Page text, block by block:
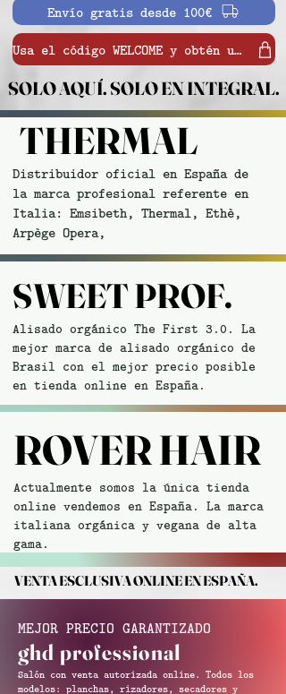
Envío gratis desde 100€
Usa el código WELCOME y obtén un 15% en tu primera compra. Ver productos
SOLO AQUÍ. SOLO EN INTEGRAL.
SOLO AQUÍ. SOLO EN INTEGRAL.
THERMAL
THERMAL
Distribuidor oficial en España de
la marca profesional referente en
Italia: Emsibeth, Thermal, Ethè,
Arpège Opera,
SWEET PROF.
SWEET PROF.
Alisado orgánico The First 3.0. La
mejor marca de alisado orgánico de
Brasil con el mejor precio posible
en tienda online en España.
ROVER HAIR
ROVER HAIR
Actualmente somos la única tienda
online vendemos en España. La marca
italiana orgánica y vegana de alta
gama.
VENTA ESCLUSIVA ONLINE EN ESPAÑA.
VENTA ESCLUSIVA ONLINE EN ESPAÑA.
MEJOR PRECIO GARANTIZADO
ghd professional
Salón con venta autorizada online. Todos los
modelos: planchas, rizadores, secadores y